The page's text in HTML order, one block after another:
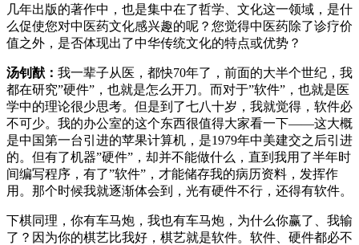
几年出版的著作中，也是集中在了哲学、文化这一领域，是什
么促使您对中医药文化感兴趣的呢？您觉得中医药除了诊疗价
值之外，是否体现出了中华传统文化的特点或优势？
汤钊猷： 我一辈子从医，都快70年了，前面的大半个世纪，我
都在研究”硬件”，也就是怎么开刀。而对于”软件”，也就是医
学中的理论很少思考。但是到了七八十岁，我就觉得，软件必
不可少。我的办公室的这个东西很值得大家看一下——这大概
是中国第一台引进的苹果计算机，是1979年中美建交之后引进
的。但有了机器”硬件”，却并不能做什么，直到我用了半年时
间编写程序，有了”软件”，才能储存我的病历资料，发挥作
用。那个时候我就逐渐体会到，光有硬件不行，还得有软件。
下棋同理，你有车马炮，我也有车马炮，为什么你赢了、我输
了？因为你的棋艺比我好，棋艺就是软件。软件、硬件都必不